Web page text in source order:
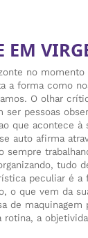
EM
no
a forma como
O olhar
ser pessoas
que acontece à
auto afirma
sempre
tudo
peculiar é a
o que vem da
de maquinagem
rotina, a